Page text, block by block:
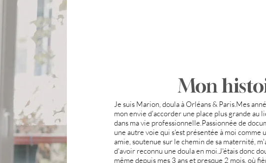
Mon
Je suis Marion, doula à Orléans & Paris. ​ Mes
mon envie d'accorder une place plus grande au
dans ma vie professionnelle. ​ Passionnée de
une autre voie qui s'est présentée à moi comme
amie, soutenue sur le chemin de sa maternité,
d'avoir reconnu une doula en moi. ​ J'étais donc
même depuis mes 3 ans et presque 2 mois, où